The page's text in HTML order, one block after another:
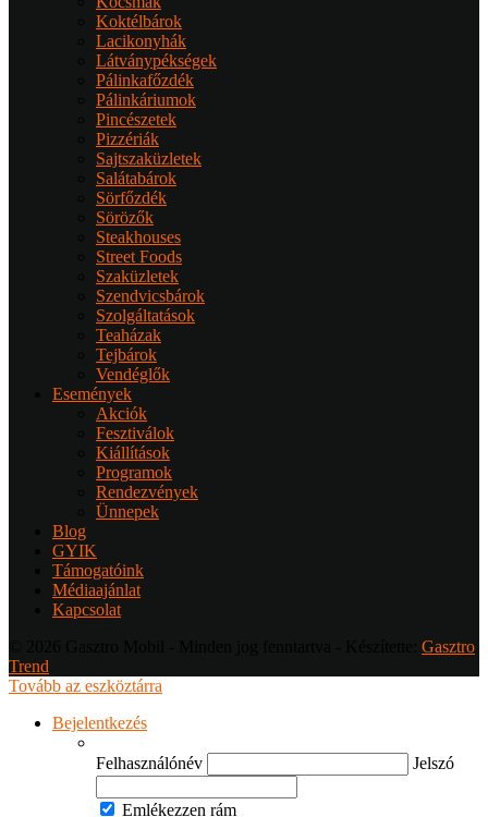
Koktélbárok
Lacikonyhák
Látványpékségek
Pálinkafőzdék
Pálinkáriumok
Pincészetek
Pizzériák
Sajtszaküzletek
Salátabárok
Sörfőzdék
Sörözők
Steakhouses
Street Foods
Szaküzletek
Szendvicsbárok
Szolgáltatások
Teaházak
Tejbárok
Vendéglők
Események
Akciók
Fesztiválok
Kiállítások
Programok
Rendezvények
Ünnepek
Blog
GYIK
Támogatóink
Médiaajánlat
Kapcsolat
Gasztro
Trend
Tovább az eszköztárra
Bejelentkezés
Felhasználónév Jelszó
Emlékezzen rám